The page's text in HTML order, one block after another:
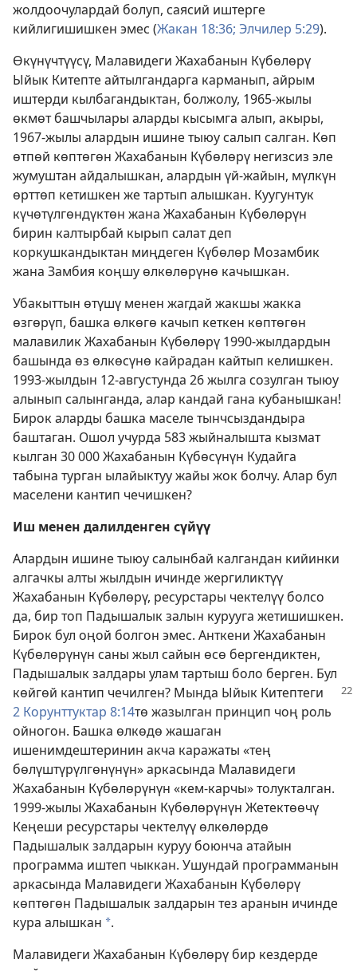
жолдоочулардай болуп, саясий иштерге
кийлигишишкен эмес (Жакан 18:36; Элчилер 5:29).
Өкүнүчтүүсү, Малавидеги Жахабанын Күбөлөрү
Ыйык Китепте айтылгандарга карманып, айрым
иштерди кылбагандыктан, болжолу, 1965-жылы
өкмөт башчылары аларды кысымга алып, акыры,
1967-жылы алардын ишине тыюу салып салган. Көп
өтпөй көптөгөн Жахабанын Күбөлөрү негизсиз эле
жумуштан айдалышкан, алардын үй-жайын, мүлкүн
өрттөп кетишкен же тартып алышкан. Куугунтук
күчөтүлгөндүктөн жана Жахабанын Күбөлөрүн
бирин калтырбай кырып салат деп
коркушкандыктан миңдеген Күбөлөр Мозамбик
жана Замбия коңшу өлкөлөрүнө качышкан.
Убакыттын өтүшү менен жагдай жакшы жакка
өзгөрүп, башка өлкөгө качып кеткен көптөгөн
малавилик Жахабанын Күбөлөрү 1990-жылдардын
башында өз өлкөсүнө кайрадан кайтып келишкен.
1993-жылдын 12-августунда 26 жылга созулган тыюу
алынып салынганда, алар кандай гана кубанышкан!
Бирок аларды башка маселе тынчсыздандыра
баштаган. Ошол учурда 583 жыйналышта кызмат
кылган 30 000 Жахабанын Күбөсүнүн Кудайга
табына турган ылайыктуу жайы жок болчу. Алар бул
маселени кантип чечишкен?
Иш менен далилденген сүйүү
Алардын ишине тыюу салынбай калгандан кийинки
алгачкы алты жылдын ичинде жергиликтүү
Жахабанын Күбөлөрү, ресурстары чектелүү болсо
да, бир топ Падышалык залын курууга жетишишкен.
Бирок бул оңой болгон эмес. Анткени Жахабанын
Күбөлөрүнүн саны жыл сайын өсө бергендиктен,
Падышалык залдары улам тартыш боло берген. Бул
көйгөй кантип чечилген? Мында Ыйык Китептеги
2 Корунттуктар 8:14тө жазылган принцип чоң роль
ойногон. Башка өлкөдө жашаган
ишенимдештеринин акча каражаты «тең
бөлүштүрүлгөнүнүн» аркасында Малавидеги
Жахабанын Күбөлөрүнүн «кем-карчы» толукталган.
1999-жылы Жахабанын Күбөлөрүнүн Жетектөөчү
Кеңеши ресурстары чектелүү өлкөлөрдө
Падышалык залдарын куруу боюнча атайын
программа иштеп чыккан. Ушундай программанын
аркасында Малавидеги Жахабанын Күбөлөрү
көптөгөн Падышалык залдарын тез аранын ичинде
кура алышкан *.
Малавидеги Жахабанын Күбөлөрү бир кездерде